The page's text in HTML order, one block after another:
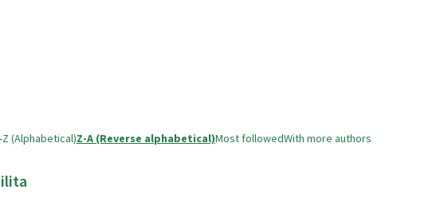
Z (Alphabetical)Z-A (Reverse alphabetical)Most followedWith more authors